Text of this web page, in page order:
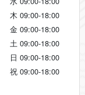
木 09:00-18:00
金 09:00-18:00
土 09:00-18:00
日 09:00-18:00
祝 09:00-18:00